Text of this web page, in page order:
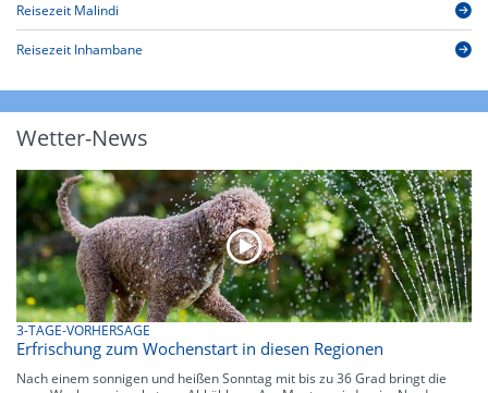
Reisezeit Malindi
Reisezeit Inhambane
Wetter-News
3-TAGE-VORHERSAGE
Erfrischung zum Wochenstart in diesen Regionen
Nach einem sonnigen und heißen Sonntag mit bis zu 36 Grad bringt die